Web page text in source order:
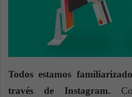
Todos estamos
través de Instagram.